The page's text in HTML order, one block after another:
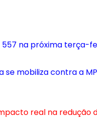
557 na próxima terça-
se mobiliza contra a
real na